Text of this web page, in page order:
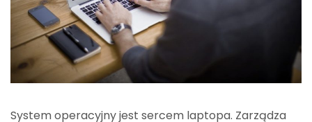
System operacyjny jest sercem laptopa. Zarządza